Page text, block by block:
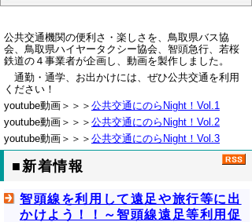
公共交通機関の便利さ・楽しさを、鳥取県バス協
会、鳥取県ハイヤータクシー協会、智頭急行、若桜
鉄道の４事業者が企画し、動画を製作しました。
通勤・通学、お出かけには、ぜひ公共交通を利用
ください！
youtube動画＞＞＞ 公共交通にのらNight！Vol.1
youtube動画＞＞＞ 公共交通にのらNight！Vol.2
youtube動画＞＞＞ 公共交通にのらNight！Vol.3
■新着情報
智頭線を利用して遠足や旅行等に出
かけよう！！～智頭線遠足等利用促